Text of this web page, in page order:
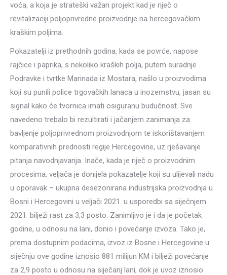
voća, a koja je strateški važan projekt kad je riječ o
revitalizaciji poljoprivredne proizvodnje na hercegovačkim
kraškim poljima.
Pokazatelji iz prethodnih godina, kada se povrće, napose
rajčice i paprika, s nekoliko kraških polja, putem suradnje
Podravke i tvrtke Marinada iz Mostara, našlo u proizvodima
koji su punili police trgovačkih lanaca u inozemstvu, jasan su
signal kako će tvornica imati osiguranu budućnost. Sve
navedeno trebalo bi rezultirati i jačanjem zanimanja za
bavljenje poljoprivrednom proizvodnjom te iskorištavanjem
komparativnih prednosti regije Hercegovine, uz rješavanje
pitanja navodnjavanja. Inače, kada je riječ o proizvodnim
procesima, veljača je donijela pokazatelje koji su ulijevali nadu
u oporavak – ukupna desezonirana industrijska proizvodnja u
Bosni i Hercegovini u veljači 2021. u usporedbi sa siječnjem
2021. bilježi rast za 3,3 posto. Zanimljivo je i da je početak
godine, u odnosu na lani, donio i povećanje izvoza. Tako je,
prema dostupnim podacima, izvoz iz Bosne i Hercegovine u
siječnju ove godine iznosio 881 milijun KM i bilježi povećanje
za 2,9 posto u odnosu na siječanj lani, dok je uvoz iznosio